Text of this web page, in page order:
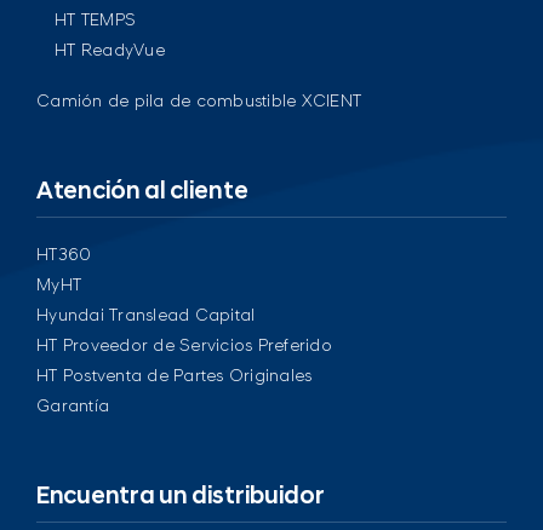
HT TEMPS
HT ReadyVue
Camión de pila de combustible XCIENT
Atención al cliente
HT360
MyHT
Hyundai Translead Capital
HT Proveedor de Servicios Preferido
HT Postventa de Partes Originales
Garantía
Encuentra un distribuidor